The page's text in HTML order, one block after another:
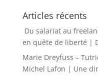
Articles récents
Du salariat au
en quête de liberté |
Marie Dreyfuss –
Michel Lafon | Une